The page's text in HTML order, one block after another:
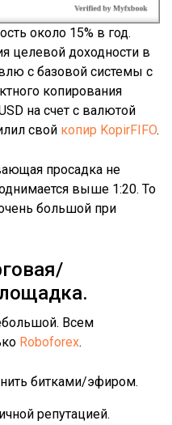
около 15% в год.
целевой доходности в
с базовой системы с
копирования
на счет с валютой
свой копир KopirFIFO.
просадка не
выше 1:20. То
очень большой при
Всем
Roboforex.
битками/эфиром.
репутацией.